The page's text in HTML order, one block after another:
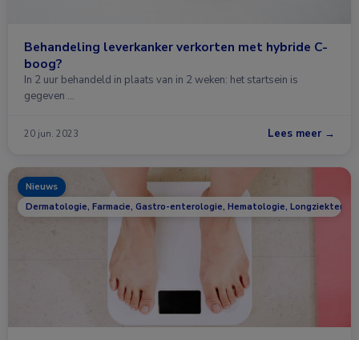
Behandeling leverkanker verkorten met hybride C-
boog?
In 2 uur behandeld in plaats van in 2 weken: het startsein is
gegeven …
20 jun. 2023 Lees meer →
Nieuws
Dermatologie, Farmacie, Gastro-enterologie, Hematologie, Longziekten,